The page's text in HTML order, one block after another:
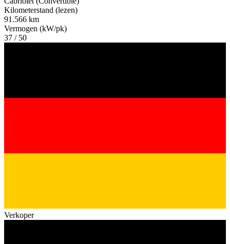
Kilometerstand (lezen)
91.566 km
Vermogen (kW/pk)
37 / 50
Verkoper